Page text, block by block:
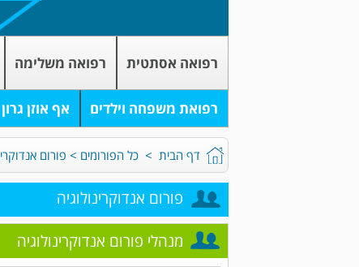
רפואה אסתטית רפואה משלימה
רפואת משפחה וילדים אף אוזן גרון
דף הבית > כל הפורומים > פורום
פורום אנדוקרינולוגיה
מנהלי פורום אנדוקרינולוגיה